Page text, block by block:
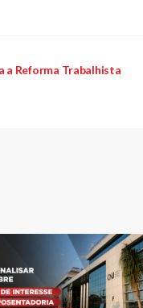
a Reforma Trabalhista